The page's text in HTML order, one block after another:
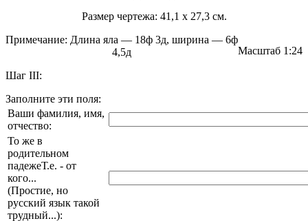
Размер чертежа: 41,1 х 27,3 см.
Масштаб 1:24
Примечание: Длина яла — 18ф 3д, ширина — 6ф
4,5д
Шаг III:
Заполните эти поля:
Ваши фамилия, имя,
отчество:
То же в
родительном
падежеТ.е. - от
кого...
(Простие, но
русский язык такой
трудный...):